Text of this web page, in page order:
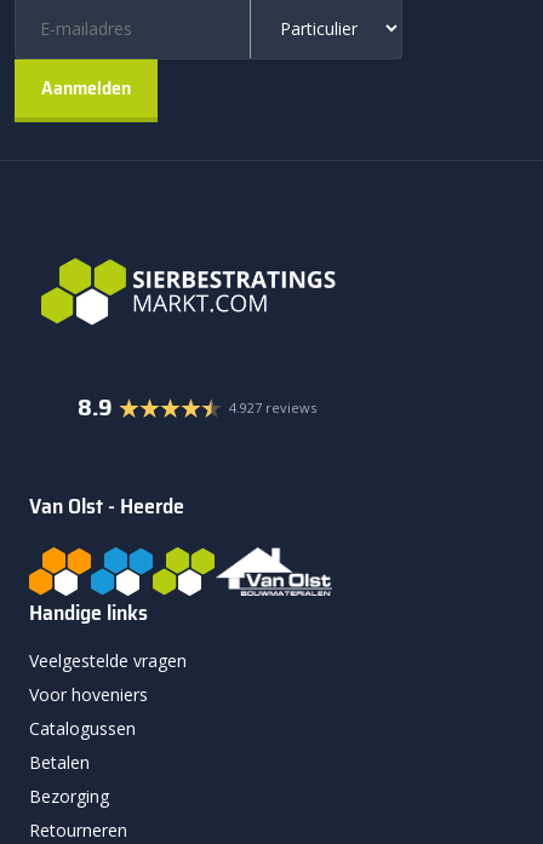
8.9 4.927 reviews
Van Olst - Heerde
Handige links
Veelgestelde vragen
Voor hoveniers
Catalogussen
Betalen
Bezorging
Retourneren